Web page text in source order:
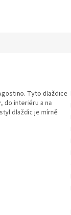
Tyto dlaždice
do interiéru a na
dlaždic je mírně